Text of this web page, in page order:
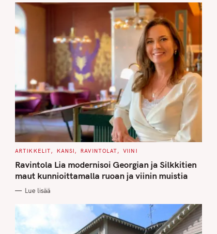
C
T
E
G
O
I
ARTIKKELIT KANSI RAVINTOLAT VIINI
Ravintola Lia modernisoi Georgian ja Silkkitien
maut kunnioittamalla ruoan ja viinin muistia
Lue lisää